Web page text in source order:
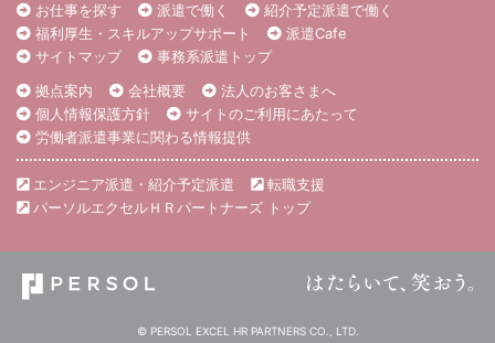
お仕事を探す 派遣で働く
紹介予定派遣で働く
福利厚生・スキルアップサポート
派遣Cafe
サイトマップ
事務系派遣トップ
拠点案内
会社概要
法人のお客さまへ
個人情報保護方針
サイトのご利用にあたって
労働者派遣事業に関わる情報提供
エンジニア派遣・紹介予定派遣
転職支援
パーソルエクセルＨＲパートナーズ トップ
© PERSOL EXCEL HR PARTNERS CO., LTD.